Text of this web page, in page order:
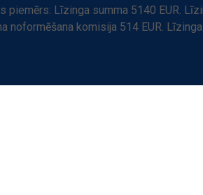
piemērs: Līzinga summa 5140 EUR.
noformēšana komisija 514 EUR.